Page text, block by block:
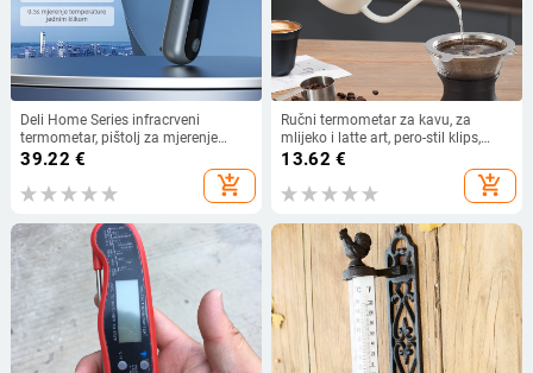
Deli Home Series infracrveni
termometar, pištolj za mjerenje
temperature ulja i vode, ručni
39.22 €
add_shopping_cart
Ručni termometar za kavu, za
mlijeko i latte art, pero-stil klips,
Titanium Star Treasure — Tip: Ostali
termometri; Raspon temperature: 0-
100; Prilagodba: Da
13.62 €
add_shopping_cart